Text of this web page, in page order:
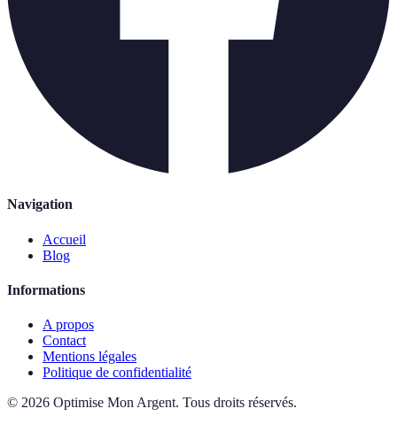
Navigation
Accueil
Blog
Informations
A propos
Contact
Mentions légales
Politique de confidentialité
© 2026 Optimise Mon Argent. Tous droits réservés.